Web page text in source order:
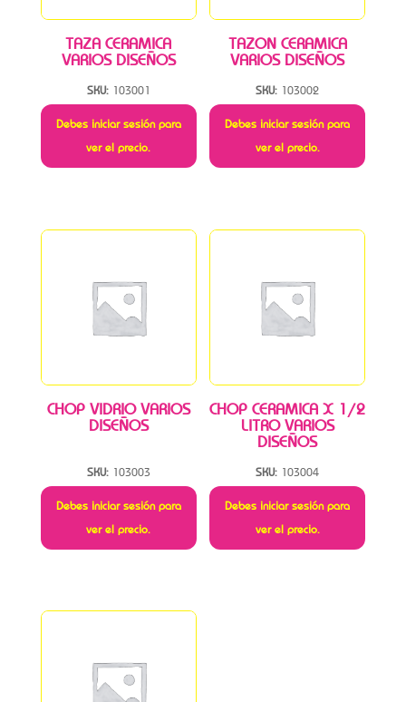
TAZA CERAMICA
VARIOS DISEÑOS
SKU: 103001
Debes iniciar sesión para
ver el precio.
TAZON CERAMICA
VARIOS DISEÑOS
SKU: 103002
Debes iniciar sesión para
ver el precio.
CHOP VIDRIO VARIOS
DISEÑOS
SKU: 103003
Debes iniciar sesión para
ver el precio.
CHOP CERAMICA X 1/2
LITRO VARIOS
DISEÑOS
SKU: 103004
Debes iniciar sesión para
ver el precio.